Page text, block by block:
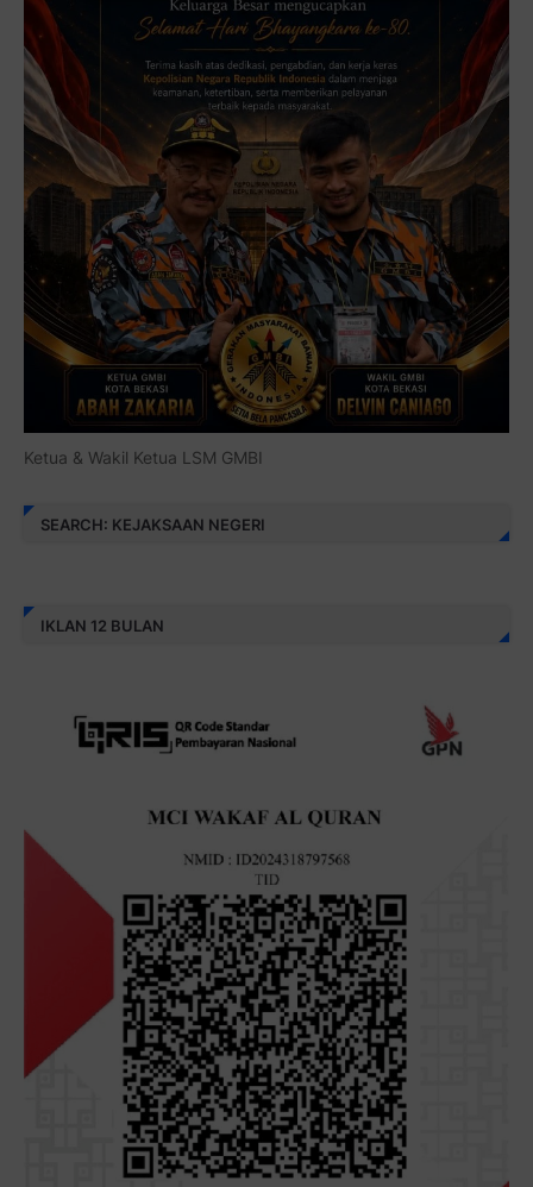
Ketua & Wakil Ketua LSM GMBI
SEARCH: KEJAKSAAN NEGERI
IKLAN 12 BULAN